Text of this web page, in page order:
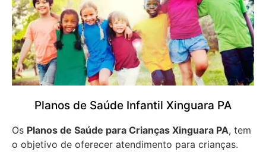
Planos de Saúde Infantil Xinguara PA
Os Planos de Saúde para Crianças Xinguara PA, tem
o objetivo de oferecer atendimento para crianças.